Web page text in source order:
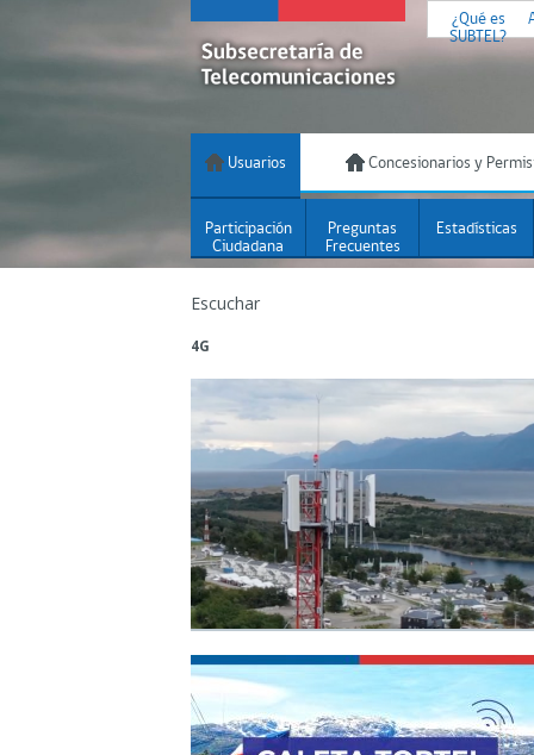
¿Qué es
SUBTEL?
Usuarios Concesionarios y
Participación
Ciudadana
Preguntas
Frecuentes
Estadísticas
Escuchar
4G